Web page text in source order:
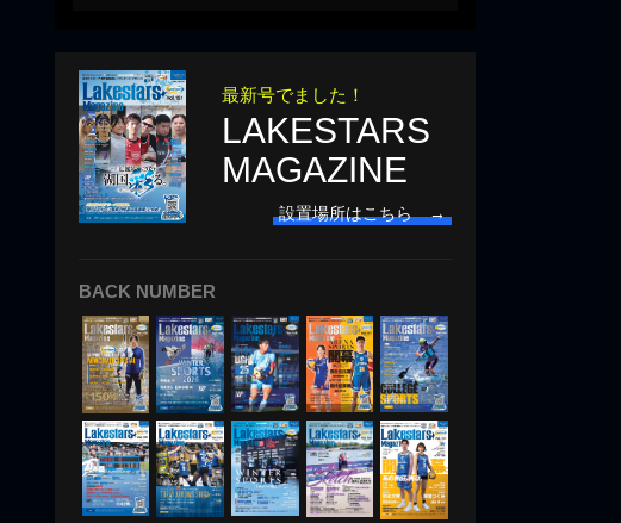
最新号でました！
LAKESTARS
MAGAZINE
設置場所はこちら →
BACK NUMBER